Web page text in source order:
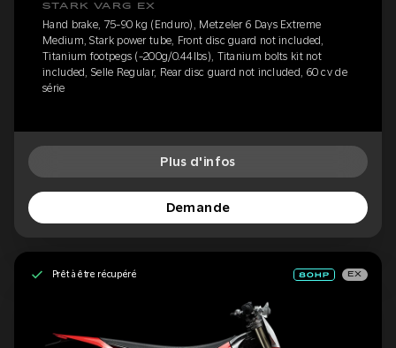
STARK VARG EX
Hand brake, 75-90 kg (Enduro), Metzeler 6 Days Extreme
Medium, Stark power tube, Front disc guard not included,
Titanium footpegs (-200g/0.44lbs), Titanium bolts kit not
included, Selle Regular, Rear disc guard not included, 60 cv de
série
Plus d'infos
Demande
Prêt à être récupéré EX